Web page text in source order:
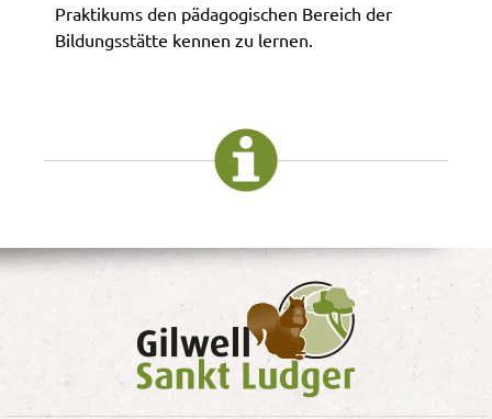
Praktikums den pädagogischen Bereich der
Bildungsstätte kennen zu lernen.